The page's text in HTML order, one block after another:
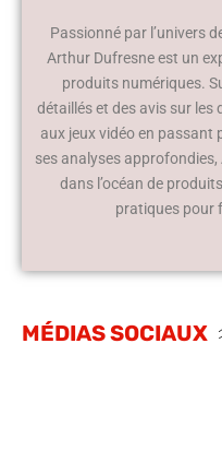
Passionné par l’univers
Arthur Dufresne est un
produits numériques.
détaillés et des avis sur
aux jeux vidéo en passant
ses analyses
dans l’océan de
pratiques pour
MÉDIAS SOCIAUX